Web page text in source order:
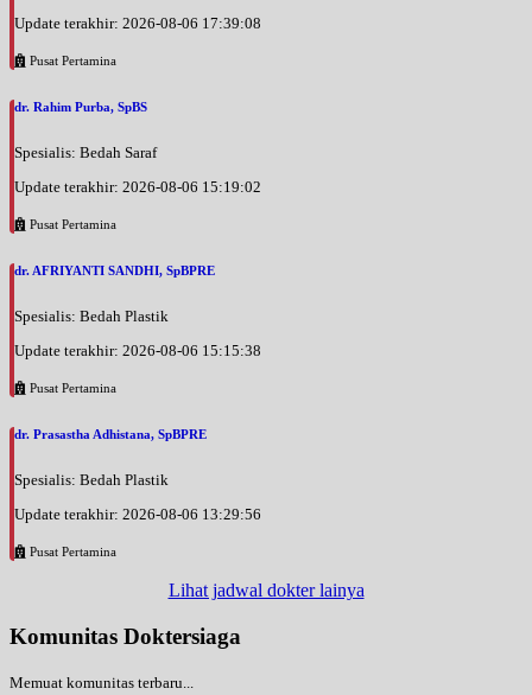
Update terakhir: 2026-08-06 17:39:08
Pusat Pertamina
dr. Rahim Purba, SpBS
Spesialis: Bedah Saraf
Update terakhir: 2026-08-06 15:19:02
Pusat Pertamina
dr. AFRIYANTI SANDHI, SpBPRE
Spesialis: Bedah Plastik
Update terakhir: 2026-08-06 15:15:38
Pusat Pertamina
dr. Prasastha Adhistana, SpBPRE
Spesialis: Bedah Plastik
Update terakhir: 2026-08-06 13:29:56
Pusat Pertamina
Lihat jadwal dokter lainya
Komunitas Doktersiaga
Memuat komunitas terbaru...